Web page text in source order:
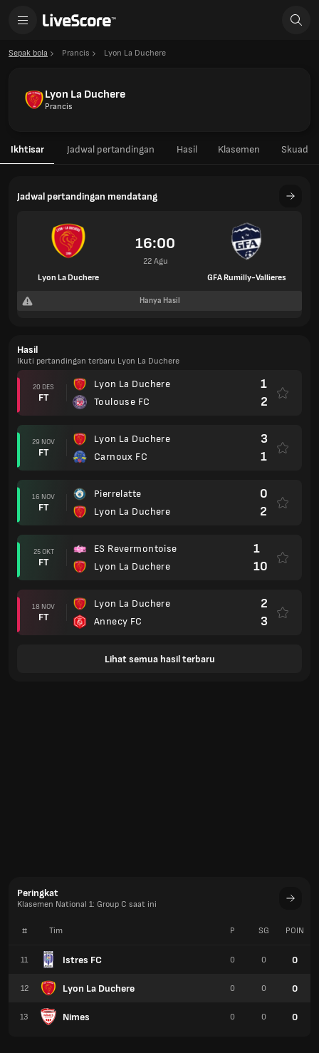
Sepak bola Prancis Lyon La Duchere
Lyon La Duchere
Prancis
Ikhtisar Jadwal pertandingan Hasil Klasemen Skuad
Jadwal pertandingan mendatang
Lyon La Duchere
16:00
22 Agu
GFA Rumilly-Vallieres
Hanya Hasil
Hasil
Ikuti pertandingan terbaru Lyon La Duchere
20 DES
FT
Lyon La Duchere
Toulouse FC
1
2
29 NOV
FT
Lyon La Duchere
Carnoux FC
3
1
16 NOV
FT
Pierrelatte
Lyon La Duchere
0
2
25 OKT
FT
ES Revermontoise
Lyon La Duchere
1
10
18 NOV
FT
Lyon La Duchere
Annecy FC
2
3
Lihat semua hasil terbaru
Peringkat
Klasemen National 1: Group C saat ini
# Tim
11 Istres FC
12 Lyon La Duchere
13 Nimes
P SG POIN
0 0 0
0 0 0
0 0 0